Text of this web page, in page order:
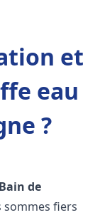
et
eau
?
Bain de
sommes fiers